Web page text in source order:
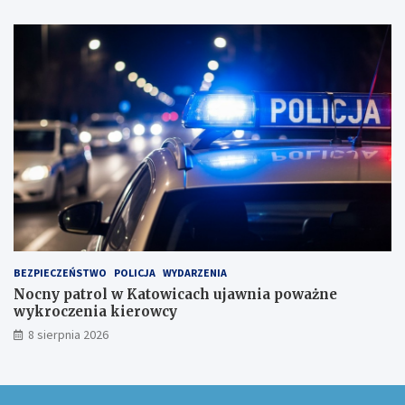
u
BEZPIECZEŃSTWO POLICJA WYDARZENIA
Nocny patrol w Katowicach ujawnia poważne
wykroczenia kierowcy
8 sierpnia 2026